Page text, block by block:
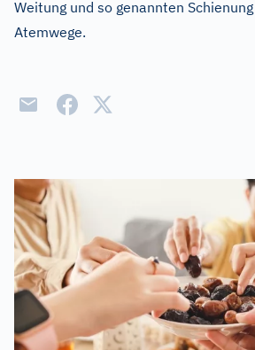
Weitung und so genannten
Atemwege.